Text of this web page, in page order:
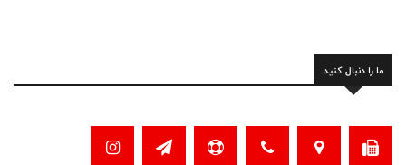
ما را دنبال کنید